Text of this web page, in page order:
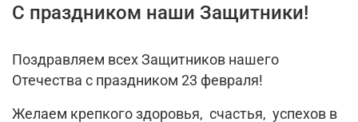
С праздником наши Защитники!
Поздравляем всех Защитников нашего
Отечества с праздником 23 февраля!
Желаем крепкого здоровья, счастья, успехов в